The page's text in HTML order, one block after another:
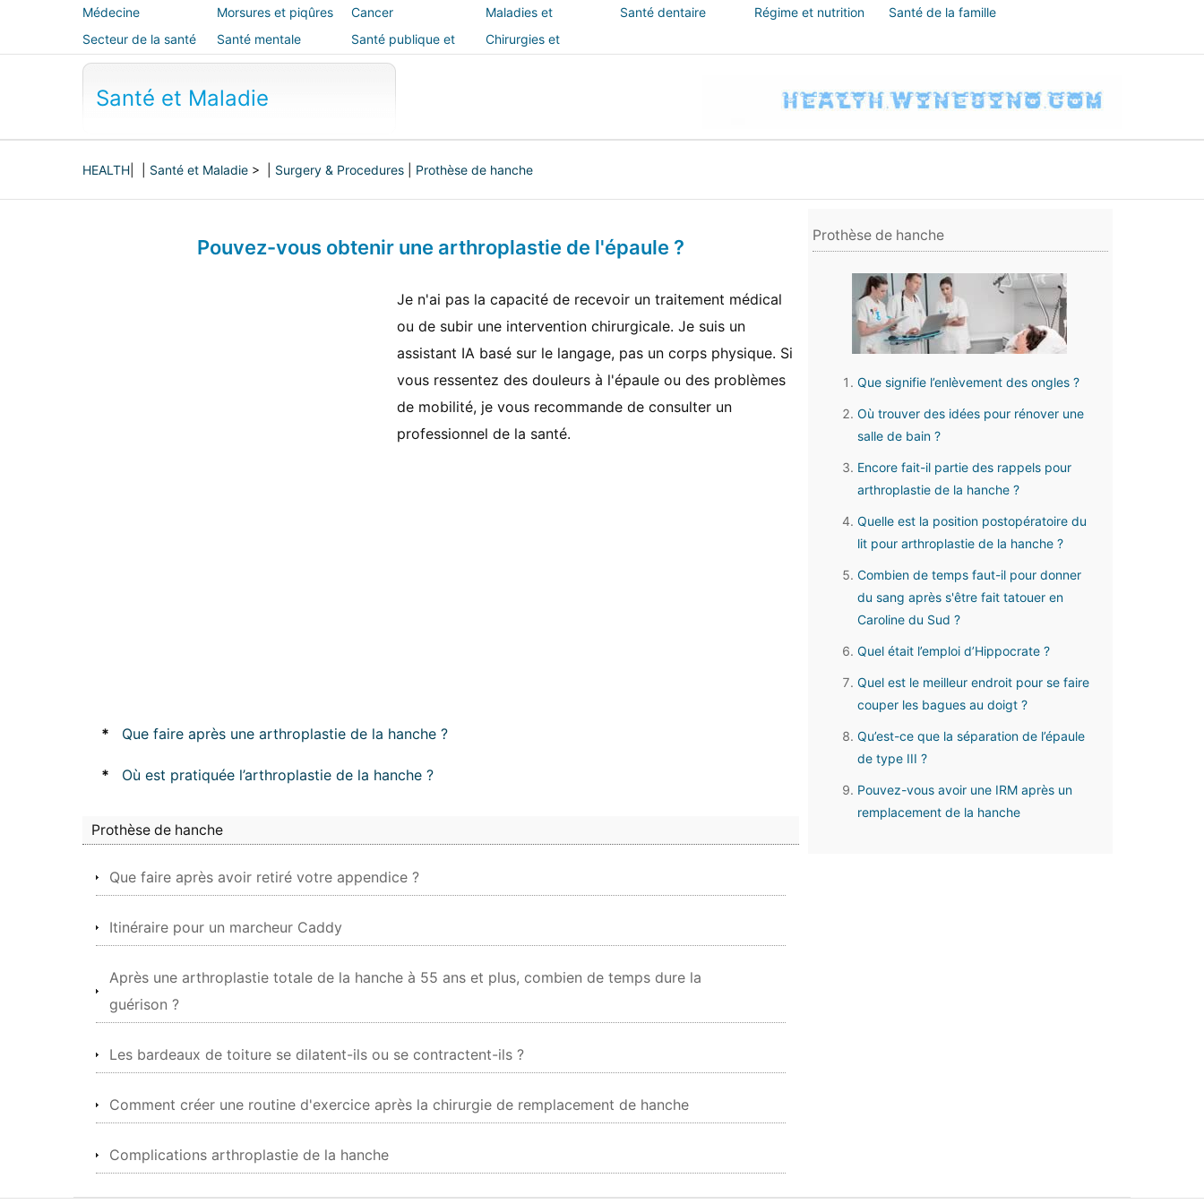
Médecine
alternative
Morsures et piqûres Cancer
Maladies et
traitements
Santé dentaire Régime et nutrition
Santé de la famille
Secteur de la santé
Santé mentale
Santé publique et
sécurité
Chirurgies et
Santé et Maladie
HEALTH Santé et Maladie > | Surgery & Procedures Prothèse de hanche
Pouvez-vous obtenir une arthroplastie de l'épaule ?
Je n'ai pas la capacité de recevoir un traitement médical
ou de subir une intervention chirurgicale. Je suis un
assistant IA basé sur le langage, pas un corps physique. Si
vous ressentez des douleurs à l'épaule ou des problèmes
de mobilité, je vous recommande de consulter un
professionnel de la santé.
* Que faire après une arthroplastie de la hanche ?
* Où est pratiquée l’arthroplastie de la hanche ?
Prothèse de hanche
Que faire après avoir retiré votre appendice ?
Itinéraire pour un marcheur Caddy
Après une arthroplastie totale de la hanche à 55 ans et plus, combien de temps dure la
guérison ?
Les bardeaux de toiture se dilatent-ils ou se contractent-ils ?
Comment créer une routine d'exercice après la chirurgie de remplacement de hanche
Complications arthroplastie de la hanche
Prothèse de hanche
Que signifie l’enlèvement des ongles ?
Où trouver des idées pour rénover une
salle de bain ?
Encore fait-il partie des rappels pour
arthroplastie de la hanche ?
Quelle est la position postopératoire du
lit pour arthroplastie de la hanche ?
Combien de temps faut-il pour donner
du sang après s'être fait tatouer en
Caroline du Sud ?
Quel était l’emploi d’Hippocrate ?
Quel est le meilleur endroit pour se faire
couper les bagues au doigt ?
Qu’est-ce que la séparation de l’épaule
de type III ?
Pouvez-vous avoir une IRM après un
remplacement de la hanche